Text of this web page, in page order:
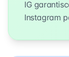
IG
Instagram